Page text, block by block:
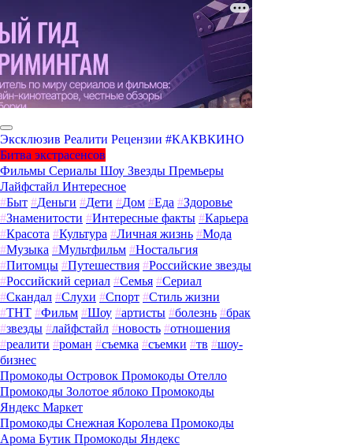
Эксклюзив Реалити Рецензии #КАКВКИНО
Битва экстрасенсов
Фильмы Сериалы Шоу Звезды Премьеры
Лайфстайл Интересное
#Быт #Деньги #Дети #Дом #Еда #Здоровье
#Знаменитости #Интересные факты #Карьера
#Красота #Культура #Личная жизнь #Мода
#Музыка #Мультфильм #Ностальгия
#Питомцы #Путешествия #Российские звезды
#Российский сериал #Семья #Сериал
#Скандал #Слухи #Спорт #Стиль жизни
#ТНТ #Фильм #Шоу #артисты #болезнь #брак
#звезды #лайфстайл #новость #отношения
#реалити #роман #съемка #съемки #тв #шоу-
бизнес
Промокоды Островок Промокоды Отелло
Промокоды Золотое яблоко Промокоды
Яндекс Маркет
Промокоды Снежная Королева Промокоды
Арома Бутик Промокоды Яндекс